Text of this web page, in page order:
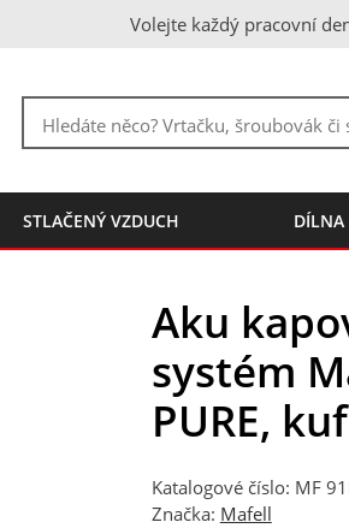
Volejte každý pracovní
STLAČENÝ VZDUCH DÍLNA
Aku
systém
PURE,
Katalogové číslo: MF
Značka: Mafell